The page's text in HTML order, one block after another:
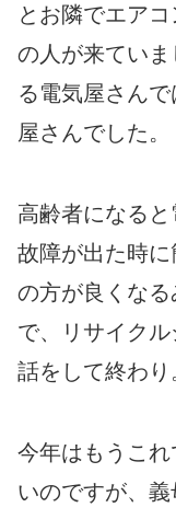
とお隣でエア
の人が来てい
る電気屋さん
屋さんでした。
高齢者になると
故障が出た時
の方が良くな
で、リサイク
話をして終わり
今年はもうこ
いのですが、